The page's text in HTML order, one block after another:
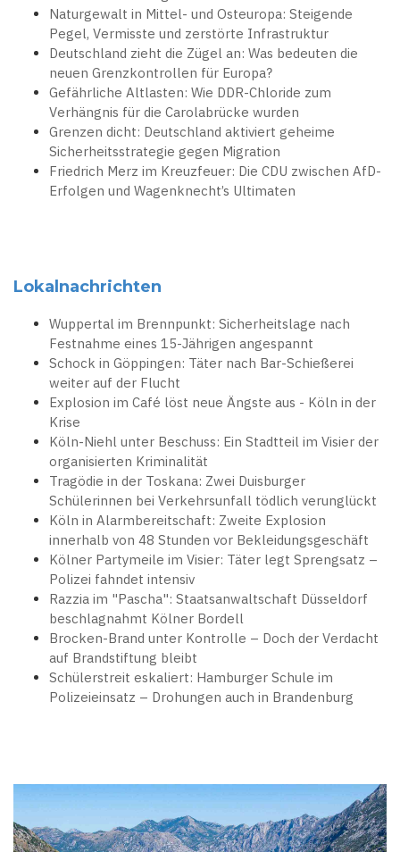
Naturgewalt in Mittel- und Osteuropa: Steigende
Pegel, Vermisste und zerstörte Infrastruktur
Deutschland zieht die Zügel an: Was bedeuten die
neuen Grenzkontrollen für Europa?
Gefährliche Altlasten: Wie DDR-Chloride zum
Verhängnis für die Carolabrücke wurden
Grenzen dicht: Deutschland aktiviert geheime
Sicherheitsstrategie gegen Migration
Friedrich Merz im Kreuzfeuer: Die CDU zwischen AfD-
Erfolgen und Wagenknecht’s Ultimaten
Lokalnachrichten
Wuppertal im Brennpunkt: Sicherheitslage nach
Festnahme eines 15-Jährigen angespannt
Schock in Göppingen: Täter nach Bar-Schießerei
weiter auf der Flucht
Explosion im Café löst neue Ängste aus - Köln in der
Krise
Köln-Niehl unter Beschuss: Ein Stadtteil im Visier der
organisierten Kriminalität
Tragödie in der Toskana: Zwei Duisburger
Schülerinnen bei Verkehrsunfall tödlich verunglückt
Köln in Alarmbereitschaft: Zweite Explosion
innerhalb von 48 Stunden vor Bekleidungsgeschäft
Kölner Partymeile im Visier: Täter legt Sprengsatz –
Polizei fahndet intensiv
Razzia im "Pascha": Staatsanwaltschaft Düsseldorf
beschlagnahmt Kölner Bordell
Brocken-Brand unter Kontrolle – Doch der Verdacht
auf Brandstiftung bleibt
Schülerstreit eskaliert: Hamburger Schule im
Polizeieinsatz – Drohungen auch in Brandenburg